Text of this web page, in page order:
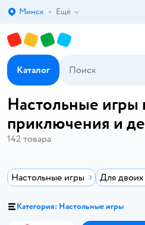
Выбор адреса доставки.
Минск Ещё
Каталог
Настольные игры
приключения и
142 товара
Настольные игры Для двоих
Категория: Настольные игры